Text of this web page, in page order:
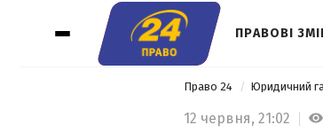
ПРАВОВІ
Право 24 Юридичний
12 червня, 21:02